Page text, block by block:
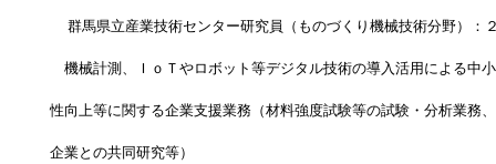
群馬県立産業技術センター研究員（ものづくり機械技術分野）：
機械計測、ＩｏＴやロボット等デジタル技術の導入活用による中
性向上等に関する企業支援業務（材料強度試験等の試験・分析業務
企業との共同研究等）